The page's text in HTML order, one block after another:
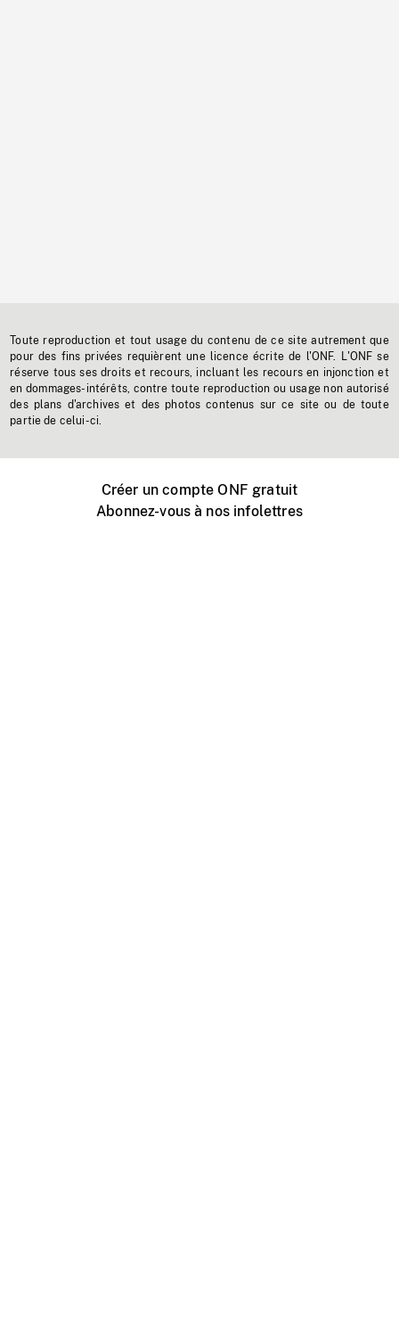
Toute reproduction et tout usage du contenu de ce site autrement que
pour des fins privées requièrent une licence écrite de l'ONF. L'ONF se
réserve tous ses droits et recours, incluant les recours en injonction et
en dommages-intérêts, contre toute reproduction ou usage non autorisé
des plans d'archives et des photos contenus sur ce site ou de toute
partie de celui-ci.
Créer un compte ONF gratuit
Abonnez-vous à nos infolettres